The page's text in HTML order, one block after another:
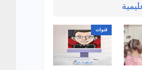
قنوات